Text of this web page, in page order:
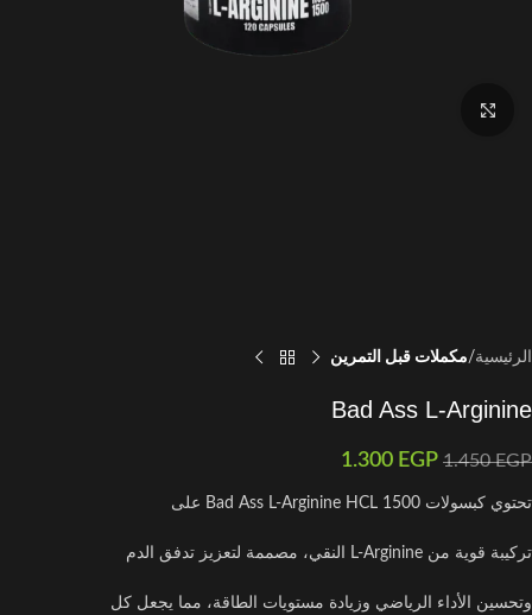
الرئيسية مكملات قبل التمرين
Bad Ass L-Arginine
1.450EGP
1.300 EGP
تحتوي كبسولات 1500 Bad Ass L-Arginine HCL على
تركيبة قوية من L-Arginine النقي، مصممة لتعزيز تدفق الدم
وتحسين الأداء الرياضي وزيادة مستويات الطاقة، مما يجعل كل